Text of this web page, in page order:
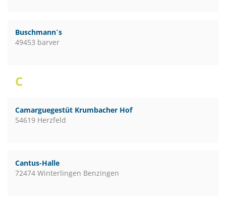
Buschmann´s
49453 barver
C
Camarguegestüt Krumbacher Hof
54619 Herzfeld
Cantus-Halle
72474 Winterlingen Benzingen